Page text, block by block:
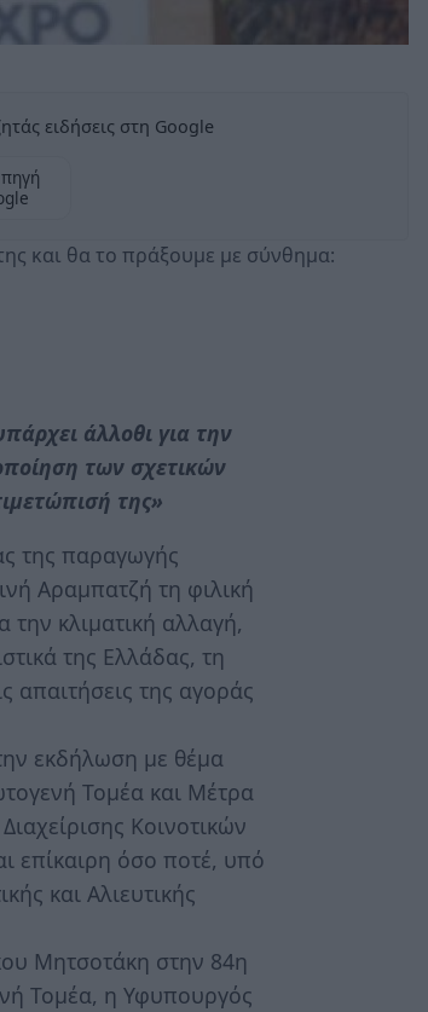
ειδήσεις στη Google
και θα το πράξουμε με σύνθημα:
άλλοθι για την
των σχετικών
της»
της παραγωγής
Αραμπατζή τη φιλική
την κλιματική αλλαγή,
της Ελλάδας, τη
απαιτήσεις της αγοράς
εκδήλωση με θέμα
Τομέα και Μέτρα
Κοινοτικών
επίκαιρη όσο ποτέ, υπό
και Αλιευτικής
Μητσοτάκη στην 84η
Τομέα, η Υφυπουργός